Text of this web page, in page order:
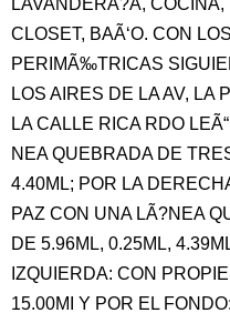
LAVANDERÃ?A,
CLOSET, BAÃ‘O. CON
PERIMÃ‰TRICAS
LOS AIRES DE LA AV, LA
LA CALLE RICA RDO
NEA QUEBRADA DE
4.40ML; POR LA
PAZ CON UNA LÃ?NEA
DE 5.96ML, 0.25ML,
IZQUIERDA: CON
15.00MI Y POR EL